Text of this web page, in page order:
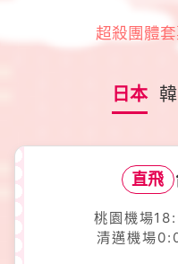
超殺團體
日本
直飛
桃園機場
清邁機場